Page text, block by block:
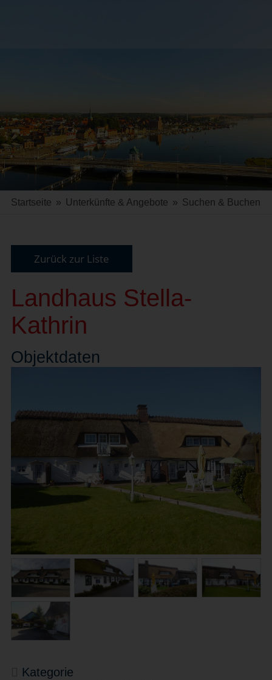
Startseite » Unterkünfte & Angebote » Suchen & Buchen
Zurück zur Liste
Landhaus Stella-
Kathrin
Objektdaten
Kategorie